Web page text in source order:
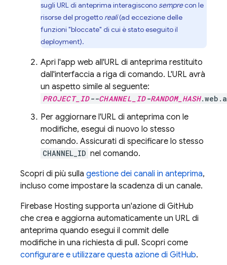
sugli URL di anteprima interagiscono semprecon le
risorse del progetto reali(ad eccezione delle
funzioni "bloccate" di cui è stato eseguito il
deployment).
Apri l'app web all'URL di anteprima restituito
dall'interfaccia a riga di comando. L'URL avrà
un aspetto simile al seguente:
PROJECT_ID--CHANNEL_ID-RANDOM_HASH
Per aggiornare l'URL di anteprima con le
modifiche, esegui di nuovo lo stesso
comando. Assicurati di specificare lo stesso
CHANNEL_ID nel comando.
Scopri di più sulla gestione dei canali in anteprima,
incluso come impostare la scadenza di un canale.
Firebase Hosting supporta un'azione di GitHub
che crea e aggiorna automaticamente un URL di
anteprima quando esegui il commit delle
modifiche in una richiesta di pull. Scopri come
configurare e utilizzare questa azione di GitHub.